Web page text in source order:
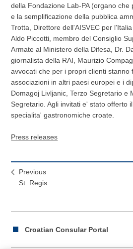
della Fondazione Lab-PA (organo
e la semplificazione della pubblica
Trotta, Direttore dell'AISVEC per
Aldo Piccotti, membro del Consiglio
Armate al Ministero della Difesa, Dr.
giornalista della RAI, Maurizio
avvocati che per i propri clienti stanno
associazioni in altri paesi europei e i
Domagoj Livljanic, Terzo Segretario e
Segretario. Agli invitati e' stato offerto
specialita' gastronomiche croate.
Press releases
Previous
St. Regis
Croatian Consular Portal